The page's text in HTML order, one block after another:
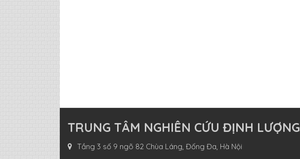
TRUNG TÂM NGHIÊN CỨU ĐỊNH LƯỢNG
Tầng 3 số 9 ngõ 82 Chùa Láng, Đống Đa, Hà Nội